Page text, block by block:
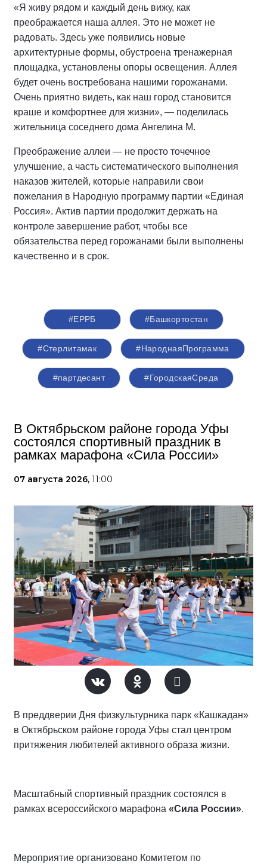
«Я живу рядом и каждый день вижу, как
преображается наша аллея. Это не может не
радовать. Здесь уже появились новые
архитектурные формы, обустроена тренажерная
площадка, установлены опоры освещения. Аллея
будет очень востребована нашими горожанами.
Очень приятно видеть, как наш город становится
краше и комфортнее для жизни», — поделилась
жительница соседнего дома Ангелина М.
Преображение аллеи — не просто точечное
улучшение, а часть систематического выполнения
наказов жителей, которые направили свои
пожелания в Народную программу партии «Единая
Россия». Актив партии продолжит держать на
контроле завершение работ, чтобы все
обязательства перед горожанами были выполнены
качественно и в срок.
#ЕРРБ #Башкортостан
#Стерлитамак #НароднаяПрограмма
#партдесант #ГородскаяСреда
В Октябрьском районе города Уфы
состоялся спортивный праздник в
рамках марафона «Сила России»
07 августа 2026, 11:00
В преддверии Дня физкультурника парк «Кашкадан»
в Октябрьском районе города Уфы стал центром
притяжения любителей активного образа жизни.
Масштабный спортивный праздник состоялся в
рамках всероссийского марафона «Сила России».
Мероприятие организовано Комитетом по